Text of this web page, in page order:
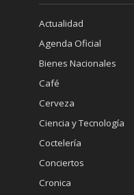
Actualidad
Agenda Oficial
Bienes Nacionales
Café
Cerveza
Ciencia y Tecnología
Coctelería
Conciertos
Cronica